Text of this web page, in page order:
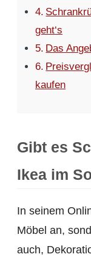
geht‘s
Das
kaufen
Gibt es
Ikea im
In seinem
Möbel an,
auch,